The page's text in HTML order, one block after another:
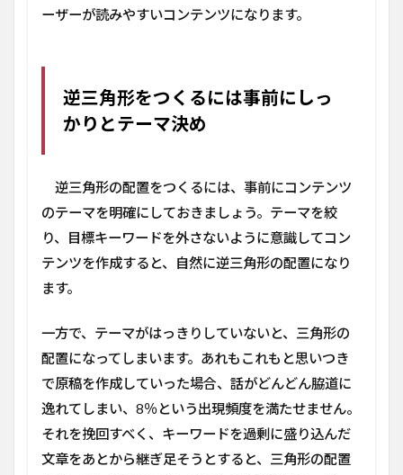
ーザーが読みやすいコンテンツになります。
逆三角形をつくるには事前にしっ
かりとテーマ決め
逆三角形の配置をつくるには、事前にコンテンツ
のテーマを明確にしておきましょう。テーマを絞
り、目標キーワードを外さないように意識してコン
テンツを作成すると、自然に逆三角形の配置になり
ます。
一方で、テーマがはっきりしていないと、三角形の
配置になってしまいます。あれもこれもと思いつき
で原稿を作成していった場合、話がどんどん脇道に
逸れてしまい、8％という出現頻度を満たせません。
それを挽回すべく、キーワードを過剰に盛り込んだ
文章をあとから継ぎ足そうとすると、三角形の配置